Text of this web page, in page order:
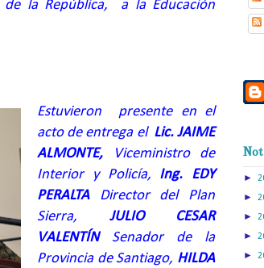
la República,
a la Educación
Estuvieron
presente en el
acto de entrega el Lic. JAIME
ALMONTE, Viceministro de
Interior y Policía, Ing. EDY
PERALTADirector del Plan
Sierra, JULIO CESAR
VALENTÍNSenador de la
Provincia de Santiago, HILDA
►
►
►
►
►